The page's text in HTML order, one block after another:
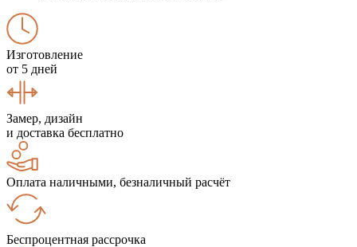
Изготовление
от 5 дней
Замер, дизайн
и доставка бесплатно
Оплата наличными, безналичный расчёт
Беспроцентная рассрочка